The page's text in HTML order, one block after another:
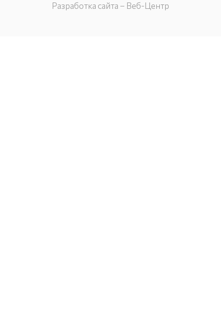
Разработка сайта – Веб-Центр